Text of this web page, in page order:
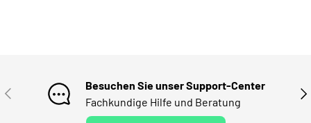
VORHERIGE
Besuchen Sie unser Support-Center
Fachkundige Hilfe und Beratung